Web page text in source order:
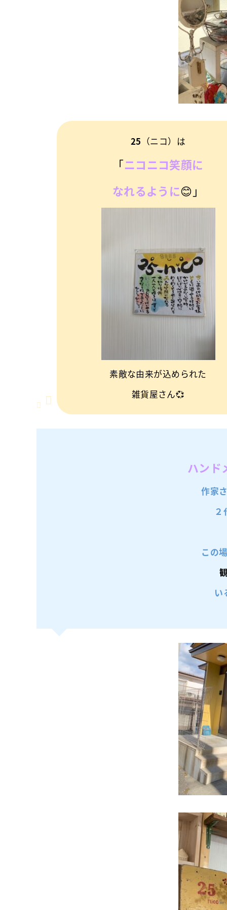
25 （ニコ）は
「ニコニコ笑顔に
なれるように😊」
素敵な由来が込められた
雑貨屋さん💞
ハンド
作家
２
この
い